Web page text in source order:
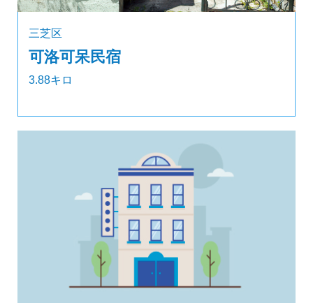
三芝区
可洛可呆民宿
3.88キロ